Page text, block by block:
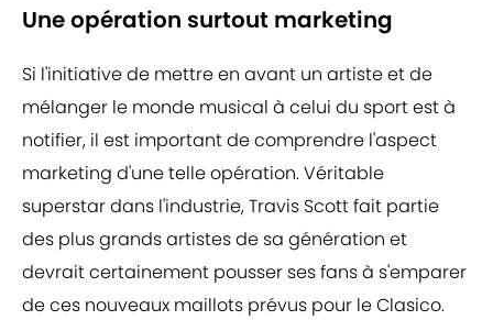
Une opération surtout marketing
Si l'initiative de mettre en avant un artiste et de
mélanger le monde musical à celui du sport est à
notifier, il est important de comprendre l'aspect
marketing d'une telle opération. Véritable
superstar dans l'industrie, Travis Scott fait partie
des plus grands artistes de sa génération et
devrait certainement pousser ses fans à s'emparer
de ces nouveaux maillots prévus pour le Clasico.